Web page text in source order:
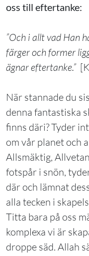
oss till eftertanke:
”Och i allt vad Han
färger och former
ägnar eftertanke.”
När stannade du
denna fantastiska
finns däri? Tyder
om vår planet och
Allsmäktig,
fotspår i snön,
där och lämnat
alla tecken i
Titta bara på oss
komplexa vi är
droppe säd. Allah